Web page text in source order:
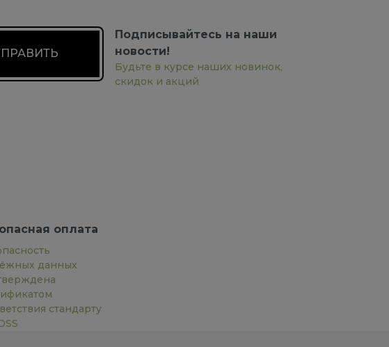
Подписывайтесь на наши
новости!
Будьте в курсе наших новинок,
скидок и акций
оплата
данных
стандарту